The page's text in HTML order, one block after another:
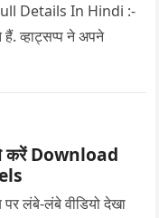
Details In Hindi :-
व्हाट्सप्प ने अपने
करें Download
लंबे-लंबे वीडियो देखा